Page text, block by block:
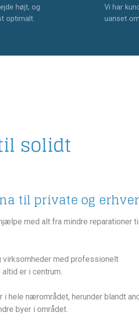
højt, og
optimalt.
Vi har
uanset
solidt
til private og
med alt fra mindre reparationer
virksomheder med professionelt
er i centrum.
hele nærområdet, herunder blandt
byer i området.